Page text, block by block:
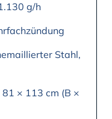
g/h
Stahl,
× 113 cm (B ×